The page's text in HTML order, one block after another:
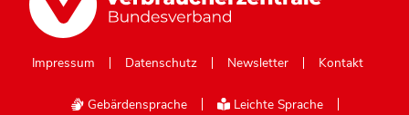
Impressum Datenschutz Newsletter Kontakt
Gebärdensprache
Leichte Sprache